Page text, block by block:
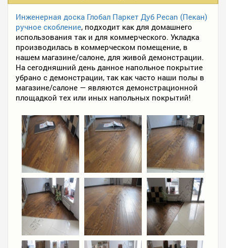
ФОТО РАБОТ
КОНТАКТЫ
ПОЛЕЗНОЕ
Инженерная доска Глобал Паркет Дуб Pecan (Пекан)
ручное скобление, подходит как для домашнего
использования так и для коммерческого. Укладка
производилась в коммерческом помещение, в
нашем магазине/салоне, для живой демонстрации.
На сегодняшний день данное напольное покрытие
убрано с демонстрации, так как часто наши полы в
магазине/салоне — являются демонстрационной
площадкой тех или иных напольных покрытий!